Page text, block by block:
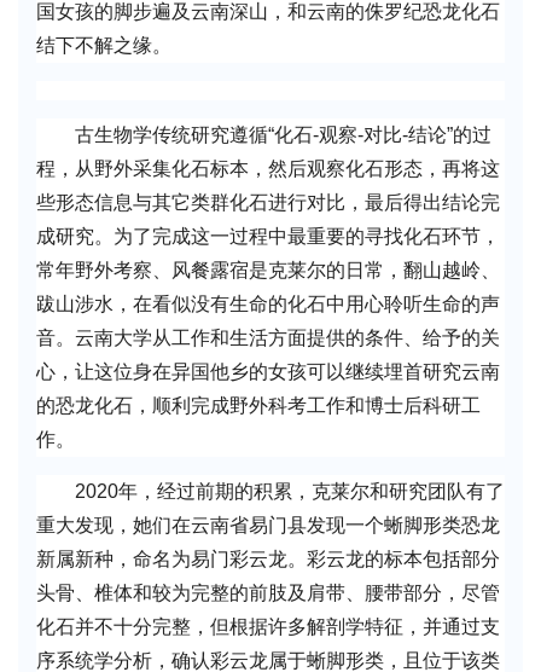
国女孩的脚步遍及云南深山，和云南的侏罗纪恐龙化石
结下不解之缘。
古生物学传统研究遵循“化石-观察-对比-结论”的过
程，从野外采集化石标本，然后观察化石形态，再将这
些形态信息与其它类群化石进行对比，最后得出结论完
成研究。为了完成这一过程中最重要的寻找化石环节，
常年野外考察、风餐露宿是克莱尔的日常，翻山越岭、
跋山涉水，在看似没有生命的化石中用心聆听生命的声
音。云南大学从工作和生活方面提供的条件、给予的关
心，让这位身在异国他乡的女孩可以继续埋首研究云南
的恐龙化石，顺利完成野外科考工作和博士后科研工
作。
2020年，经过前期的积累，克莱尔和研究团队有了
重大发现，她们在云南省易门县发现一个蜥脚形类恐龙
新属新种，命名为易门彩云龙。彩云龙的标本包括部分
头骨、椎体和较为完整的前肢及肩带、腰带部分，尽管
化石并不十分完整，但根据许多解剖学特征，并通过支
序系统学分析，确认彩云龙属于蜥脚形类，且位于该类